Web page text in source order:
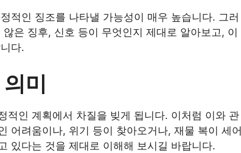
적인 징조를 나타낼 가능성이 매우 높습니다. 그러
은 징후, 신호 등이 무엇인지 제대로 알아보고, 이
다.
미
적인 계획에서 차질을 빚게 됩니다. 이처럼 이와 관
어려움이나, 위기 등이 찾아오거나, 재물 복이 세어
있다는 것을 제대로 이해해 보시길 바랍니다.